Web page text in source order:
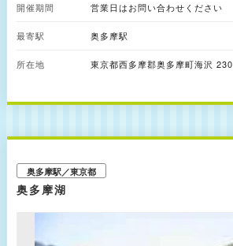
サイト等で最新情報をご確認ください。
開催期間 営業日はお問い合わせください
最寄駅 奥多摩駅
所在地 東京都西多摩郡奥多摩町海沢 230
奥多摩駅／東京都
奥多摩湖